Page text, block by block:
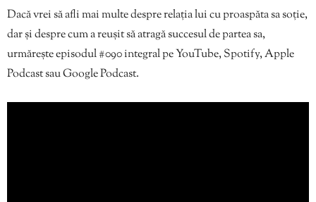
Dacă vrei să afli mai multe despre relația lui cu proaspăta sa soție,
dar și despre cum a reușit să atragă succesul de partea sa,
urmărește episodul #090 integral pe YouTube, Spotify, Apple
Podcast sau Google Podcast.